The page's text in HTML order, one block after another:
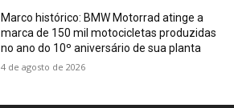
Marco histórico: BMW Motorrad atinge a
marca de 150 mil motocicletas produzidas
no ano do 10º aniversário de sua planta
4 de agosto de 2026